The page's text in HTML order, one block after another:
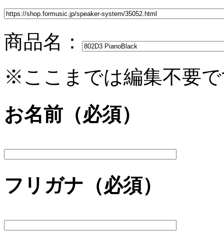
商品名：
※ここまでは編集不要
お名前（必須）
フリガナ（必須）